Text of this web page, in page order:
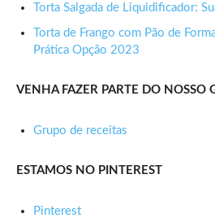
Torta Salgada de Liquidificador:
Torta de Frango com Pão de
Prática Opção 2023
VENHA FAZER PARTE DO NOSSO
Grupo de receitas
ESTAMOS NO PINTEREST
Pinterest